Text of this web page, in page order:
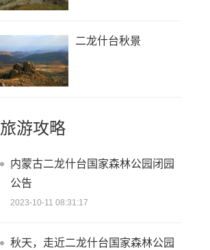
二龙什台秋景
旅游攻略
内蒙古二龙什台国家森林公园闭园
公告
2023-10-11 08:31:17
秋天，走近二龙什台国家森林公园